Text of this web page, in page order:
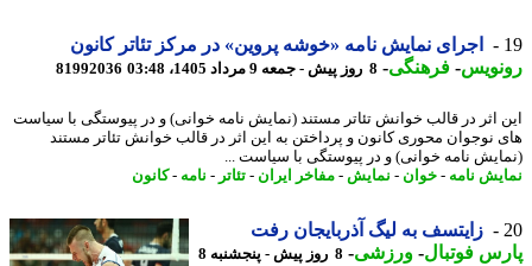
اجرای نمایش نامه «خوشه پروین» در مرکز تئاتر کانون
-فرهنگی-8 روز پیش - جمعه 9 مرداد 1405، 03:48 81992036
اثر در قالب خوانش تئاتر مستند (نمایش نامه خوانی) و در پیوستگی با سیاست
نوجوان محوری کانون و پرداختن به این اثر در قالب خوانش تئاتر مستند
نامه خوانی) و در پیوستگی با سیاست ...
نامه -خوان- نمایش-مفاخر ایران - تئاتر -نامه -کانون
زایتسف به لیگ آذربایجان رفت
فوتبال-ورزشی-
8 روز پیش - پنجشنبه 8